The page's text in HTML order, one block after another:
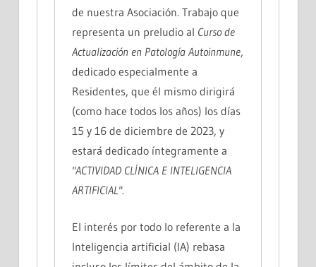
de nuestra Asociación. Trabajo que
representa un preludio al Curso de
Actualización en Patología Autoinmune,
dedicado especialmente a
Residentes, que él mismo dirigirá
(como hace todos los años) los días
15 y 16 de diciembre de 2023, y
estará dedicado íntegramente a
"ACTIVIDAD CLÍNICA E INTELIGENCIA
ARTIFICIAL".
El interés por todo lo referente a la
Inteligencia artificial (IA) rebasa